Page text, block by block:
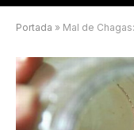
Portada » Mal de Chagas: